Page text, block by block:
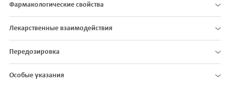
Фармакологические свойства
Лекарственные взаимодействия
Передозировка
Особые указания